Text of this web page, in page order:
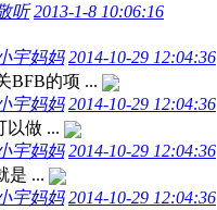
听 2013-1-8 10:06:16
宇妈妈 2014-10-29 12:04:36
BFB的项 ...
宇妈妈 2014-10-29 12:04:36
以做 ...
宇妈妈 2014-10-29 12:04:36
是 ...
宇妈妈 2014-10-29 12:04:36